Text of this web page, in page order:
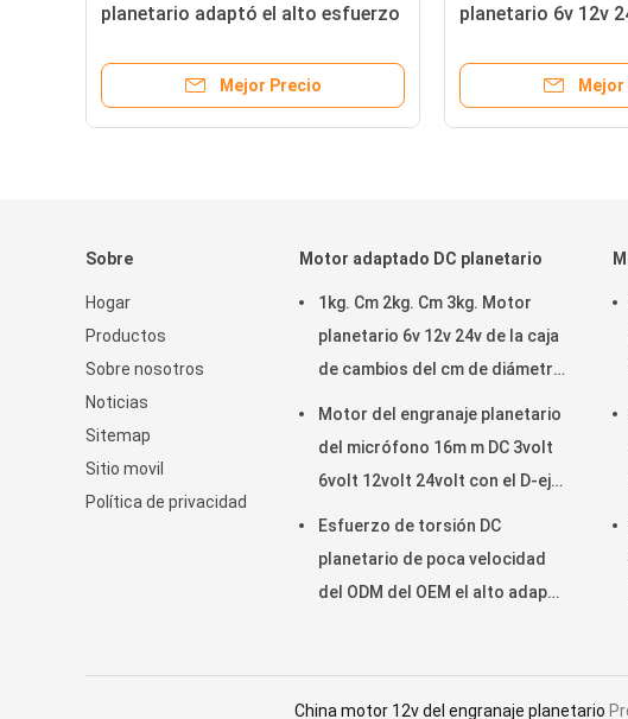
planetario adaptó el alto esfuerzo
Mejor Precio
planetario 6v 12v
m con el
Sobre
Hogar
Productos
Sobre nosotros
Noticias
Sitemap
Sitio movil
Política de privacidad
Motor adaptado DC planetario
1kg. Cm 2kg. Cm 3kg. Motor
planetario 6v 12v 24v de la caja
de cambios del cm de diámetro
Motor del engranaje planetario
del micrófono 16m m DC 3volt
6volt 12volt 24volt con el D-eje
Esfuerzo de torsión DC
planetario de poca velocidad
del ODM del OEM el alto adaptó
China motor 12v del engranaje planetario